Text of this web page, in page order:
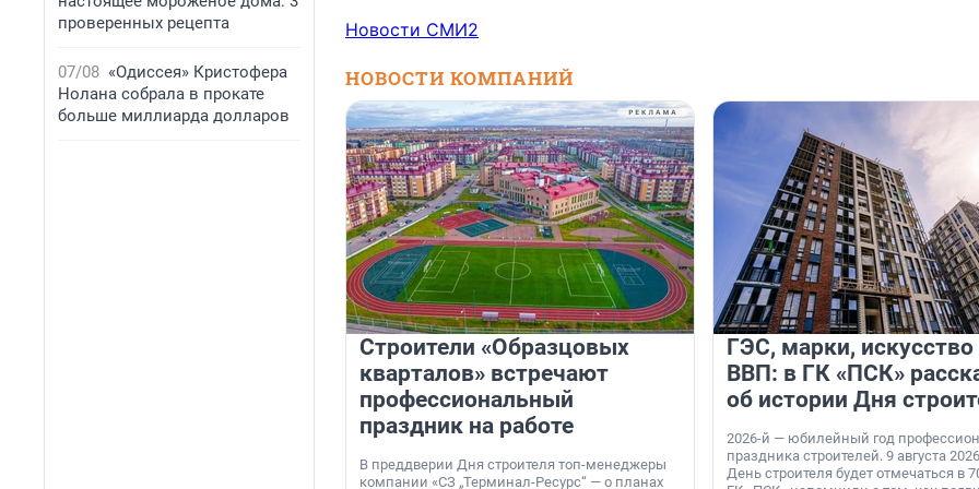
проверенных рецепта
07/08 «Одиссея» Кристофера
Нолана собрала в прокате
больше миллиарда долларов
Новости СМИ2
НОВОСТИ КОМПАНИЙ
Строители «Образцовых
кварталов» встречают
профессиональный
праздник на работе
В преддверии Дня строителя топ-менеджеры
компании «СЗ „Терминал-Ресурс“ — о планах
ГЭС, марки, искусство
ВВП: в ГК «ПСК»
об истории Дня
2026-й — юбилейный год
праздника строителей. 9 августа
День строителя будет отмечаться в